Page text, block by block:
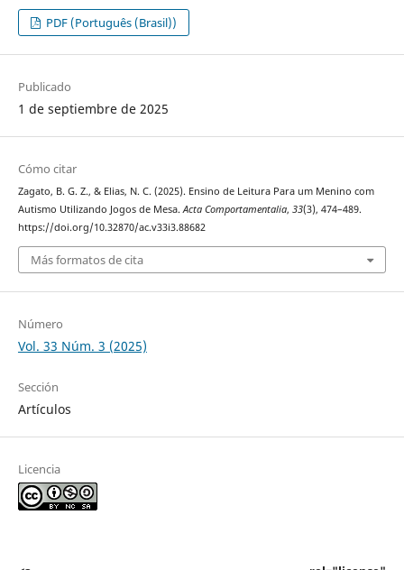
PDF (Português (Brasil))
Publicado
1 de septiembre de 2025
Cómo citar
Zagato, B. G. Z., & Elias, N. C. (2025). Ensino de Leitura Para um Menino com
Autismo Utilizando Jogos de Mesa.Acta Comportamentalia, 33(3), 474–489.
https://doi.org/10.32870/ac.v33i3.88682
Más formatos de cita
Número
Vol. 33 Núm. 3 (2025)
Sección
Artículos
Licencia